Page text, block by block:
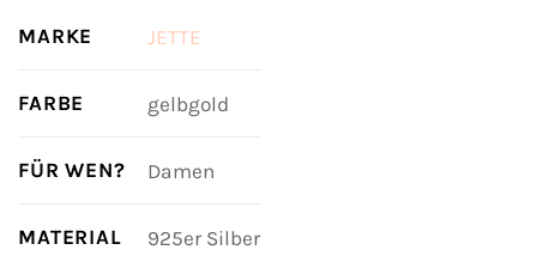
MARKE JETTE
FARBE gelbgold
FÜR WEN? Damen
MATERIAL 925er Silber